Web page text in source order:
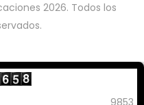
2026. Todos los